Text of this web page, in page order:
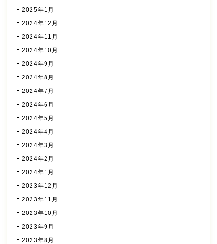
2025年1月
2024年12月
2024年11月
2024年10月
2024年9月
2024年8月
2024年7月
2024年6月
2024年5月
2024年4月
2024年3月
2024年2月
2024年1月
2023年12月
2023年11月
2023年10月
2023年9月
2023年8月